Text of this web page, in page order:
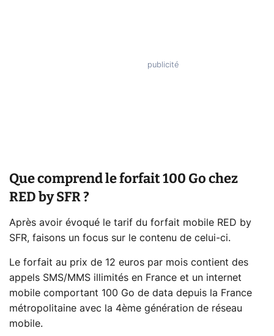
Que comprend le forfait 100 Go chez
RED by SFR ?
Après avoir évoqué le tarif du forfait mobile RED by
SFR, faisons un focus sur le contenu de celui-ci.
Le forfait au prix de 12 euros par mois contient des
appels SMS/MMS illimités en France et un internet
mobile comportant 100 Go de data depuis la France
métropolitaine avec la 4ème génération de réseau
mobile.